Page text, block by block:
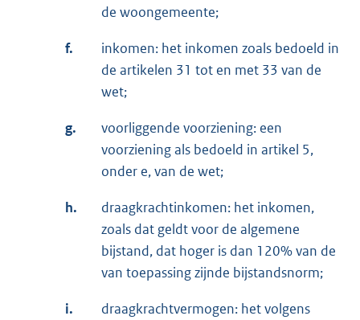
de woongemeente;
f.
inkomen: het inkomen zoals bedoeld in
de artikelen 31 tot en met 33 van de
wet;
g.
voorliggende voorziening: een
voorziening als bedoeld in artikel 5,
onder e, van de wet;
h.
draagkrachtinkomen: het inkomen,
zoals dat geldt voor de algemene
bijstand, dat hoger is dan 120% van de
van toepassing zijnde bijstandsnorm;
i.
draagkrachtvermogen: het volgens